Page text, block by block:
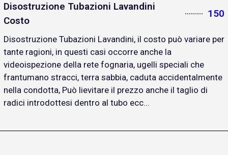
Disostruzione Tubazioni Lavandini
Costo
150
Disostruzione Tubazioni Lavandini, il costo può variare per
tante ragioni, in questi casi occorre anche la
videoispezione della rete fognaria, ugelli speciali che
frantumano stracci, terra sabbia, caduta accidentalmente
nella condotta, Può lievitare il prezzo anche il taglio di
radici introdottesi dentro al tubo ecc...